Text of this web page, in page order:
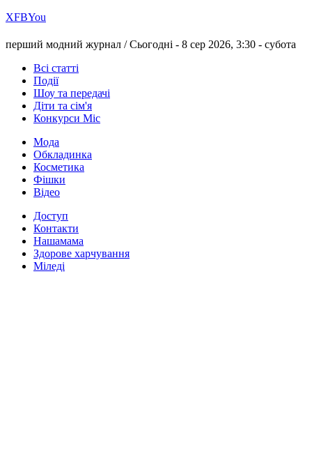
ХFBYou
перший модний журнал /Сьогодні - 8 сер 2026, 3:30 - субота
Всі статті
Події
Шоу та передачі
Діти та сім'я
Конкурси Міс
Мода
Обкладинка
Косметика
Фішки
Відео
Доступ
Контакти
Нашамама
Здорове харчування
Міледі